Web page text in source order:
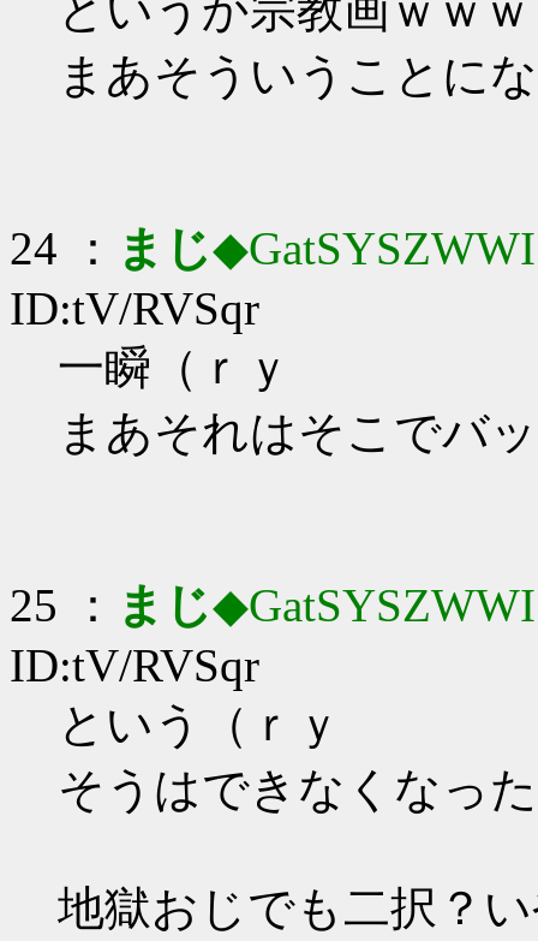
まあそういうことに
24 ： まじ◆GatSYSZWWI
ID:tV/RVSqr
一瞬（ｒｙ
まあそれはそこでバ
25 ： まじ◆GatSYSZWWI
ID:tV/RVSqr
という（ｒｙ
そうはできなくなっ
地獄おじでも二択？